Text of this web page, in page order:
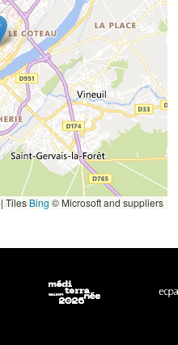
| TilesBing © Microsoft and suppliers